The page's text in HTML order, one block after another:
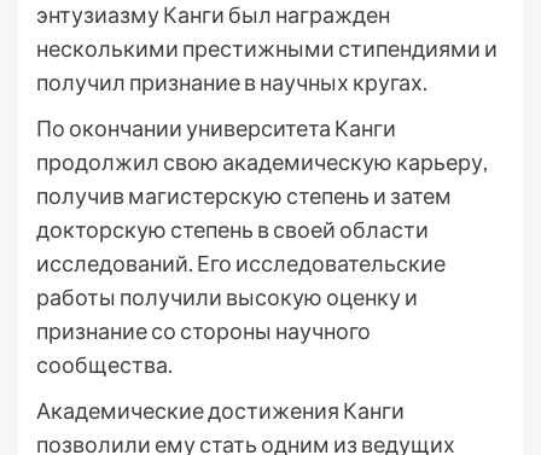
энтузиазму Канги был награжден
несколькими престижными стипендиями и
получил признание в научных кругах.
По окончании университета Канги
продолжил свою академическую карьеру,
получив магистерскую степень и затем
докторскую степень в своей области
исследований. Его исследовательские
работы получили высокую оценку и
признание со стороны научного
сообщества.
Академические достижения Канги
позволили ему стать одним из ведущих